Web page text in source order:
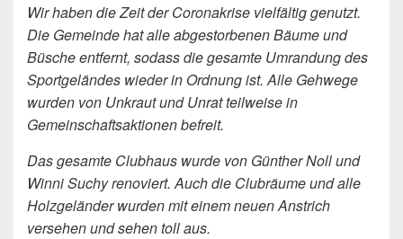
Wir haben die Zeit der Coronakrise vielfältig genutzt.
Die Gemeinde hat alle abgestorbenen Bäume und
Büsche entfernt, sodass die gesamte Umrandung des
Sportgeländes wieder in Ordnung ist. Alle Gehwege
wurden von Unkraut und Unrat teilweise in
Gemeinschaftsaktionen befreit.
Das gesamte Clubhaus wurde von Günther Noll und
Winni Suchy renoviert. Auch die Clubräume und alle
Holzgeländer wurden mit einem neuen Anstrich
versehen und sehen toll aus.